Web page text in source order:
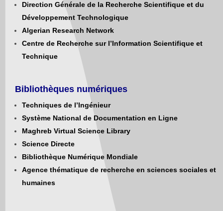
Direction Générale de la Recherche Scientifique et du
Développement Technologique
Algerian Research Network
Centre de Recherche sur l’Information Scientifique et
Technique
Bibliothèques numériques
Techniques de l’Ingénieur
Système National de Documentation en Ligne
Maghreb Virtual Science Library
Science Directe
Bibliothèque Numérique Mondiale
Agence thématique de recherche en sciences sociales et
humaines